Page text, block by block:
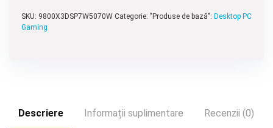
SKU: 9800X3DSP7W5070W Categorie: "Produse de bază": Desktop PC
Gaming
Descriere Informații suplimentare Recenzii (0)